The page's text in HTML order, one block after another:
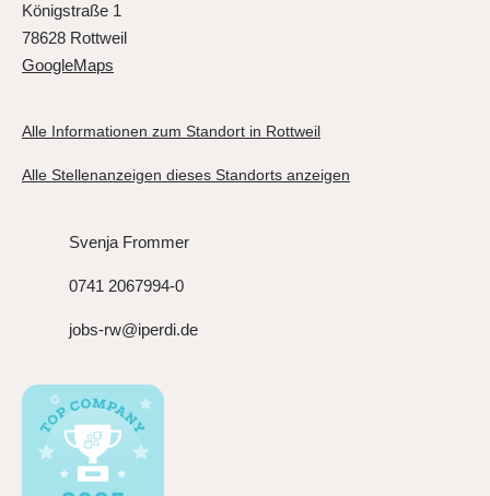
Königstraße 1
78628 Rottweil
GoogleMaps
Alle Informationen zum Standort in Rottweil
Alle Stellenanzeigen dieses Standorts anzeigen
Svenja Frommer
0741 2067994-0
jobs-rw@iperdi.de